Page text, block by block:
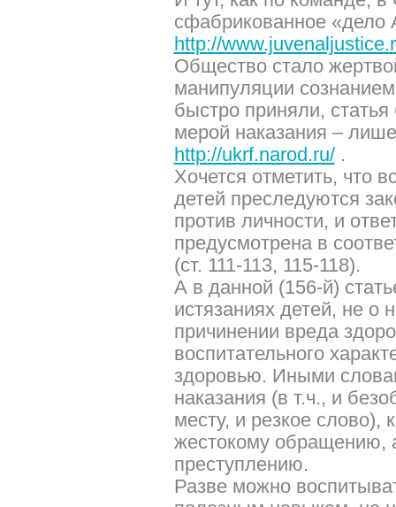
сфабрикованное «дело
http://
Общество стало
манипуляции
быстро приняли,
мерой наказания –
http://ukrf.narod.ru/.
Хочется отметить, что
детей преследуются
против личности, и
предусмотрена в
(ст. 111-113, 115-118).
А в данной (156-й)
истязаниях детей, не о
причинении вреда
воспитательного
здоровью. Иными
наказания (в т.ч., и
месту, и резкое слово),
жестокому обращению,
преступлению.
Разве можно